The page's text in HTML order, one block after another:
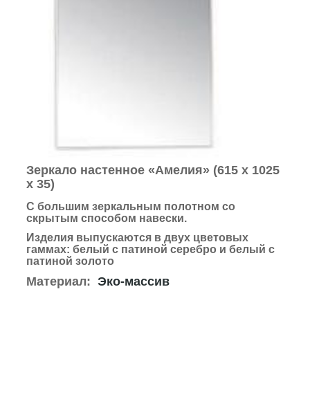
Зеркало настенное «Амелия» (615 х 1025
х 35)
С большим зеркальным полотном со
скрытым способом навески.
Изделия выпускаются в двух цветовых
гаммах: белый с патиной серебро и белый с
патиной золото
Материал: Эко-массив